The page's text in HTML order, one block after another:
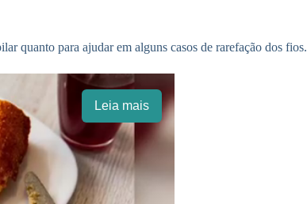
quanto para ajudar em alguns casos de rarefação dos fios.
Leia mais